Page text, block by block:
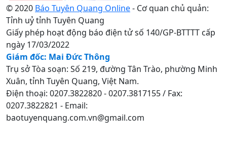
© 2020 Báo Tuyên Quang Online- Cơ quan chủ quản:
Tỉnh uỷ tỉnh Tuyên Quang
Giấy phép hoạt động báo điện tử số 140/GP-BTTTT cấp
ngày 17/03/2022
Giám đốc: Mai Đức Thông
Trụ sở Tòa soạn: Số 219, đường Tân Trào, phường Minh
Xuân, tỉnh Tuyên Quang, Việt Nam.
Điện thoại: 0207.3822820 - 0207.3817155 / Fax:
0207.3822821 - Email:
baotuyenquang.com.vn@gmail.com